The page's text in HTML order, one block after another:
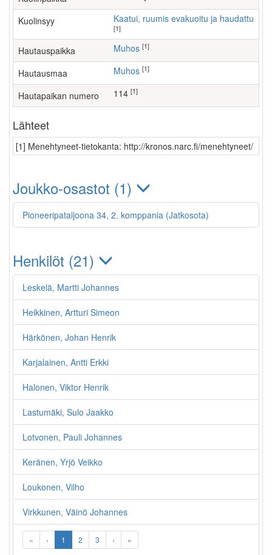
Kuolinsyy Kaatui, ruumis evakuoitu ja haudattu
[1]
Hautauspaikka Muhos [1]
Hautausmaa Muhos [1]
Hautapaikan numero 114 [1]
Lähteet
[1] Menehtyneet-tietokanta: http://kronos.narc.fi/menehtyneet/
Joukko-osastot (1)
Pioneeripataljoona 34, 2. komppania (Jatkosota)
Henkilöt (21)
Leskelä, Martti Johannes
Heikkinen, Artturi Simeon
Härkönen, Johan Henrik
Karjalainen, Antti Erkki
Halonen, Viktor Henrik
Lastumäki, Sulo Jaakko
Lotvonen, Pauli Johannes
Keränen, Yrjö Veikko
Loukonen, Vilho
Virkkunen, Väinö Johannes
« ‹ 1 2 3 › »